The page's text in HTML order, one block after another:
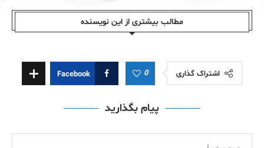
مطالب بیشتری از این نویسندە
اشتراک گذاری 0
Facebook
پیام بگذارید